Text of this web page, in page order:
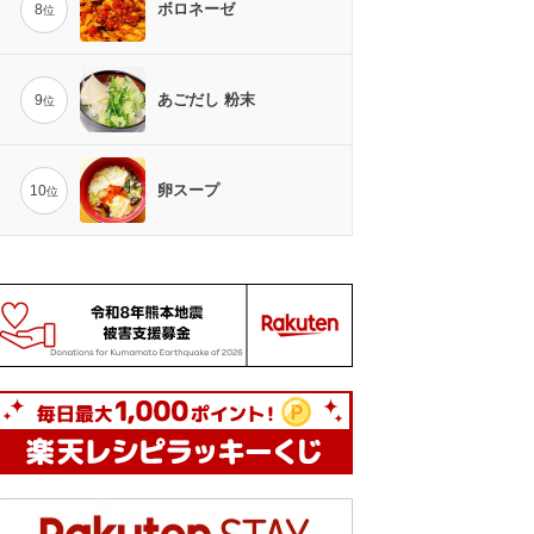
8位 ボロネーゼ
9位 あごだし 粉末
10位 卵スープ